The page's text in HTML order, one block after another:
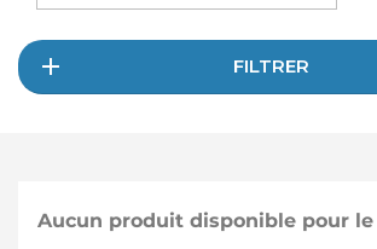
FILTRER
Aucun produit disponible pour